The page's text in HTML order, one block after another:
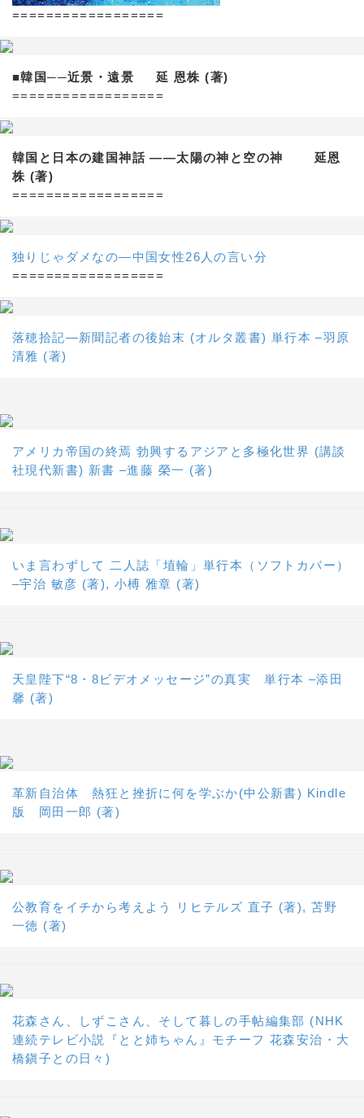
==================
■韓国──近景・遠景 延 恩株 (著)
==================
韓国と日本の建国神話 ——太陽の神と空の神 延恩
株 (著)
==================
独りじゃダメなの―中国女性26人の言い分
==================
落穂拾記―新聞記者の後始末 (オルタ叢書) 単行本 –羽原
清雅 (著)
アメリカ帝国の終焉 勃興するアジアと多極化世界 (講談
社現代新書) 新書 –進藤 榮一 (著)
いま言わずして 二人誌「埴輪」単行本（ソフトカバー）
–宇治 敏彦 (著), 小榑 雅章 (著)
天皇陛下“8・8ビデオメッセージ”の真実 単行本 –添田
馨 (著)
革新自治体 熱狂と挫折に何を学ぶか(中公新書) Kindle
版 岡田一郎 (著)
公教育をイチから考えよう リヒテルズ 直子 (著), 苫野
一徳 (著)
花森さん、しずこさん、そして暮しの手帖編集部 (NHK
連続テレビ小説『とと姉ちゃん』モチーフ 花森安治・大
橋鎭子との日々)